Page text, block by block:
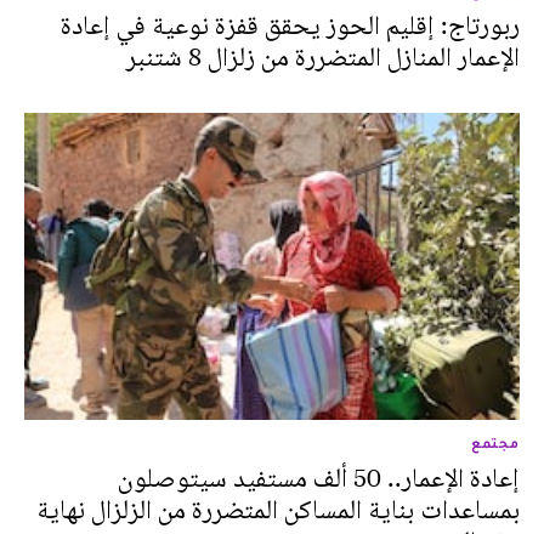
ربورتاج: إقليم الحوز يحقق قفزة نوعية في إعادة
الإعمار المنازل المتضررة من زلزال 8 شتنبر
مجتمع
إعادة الإعمار.. 50 ألف مستفيد سيتوصلون
بمساعدات بناية المساكن المتضررة من الزلزال نهاية